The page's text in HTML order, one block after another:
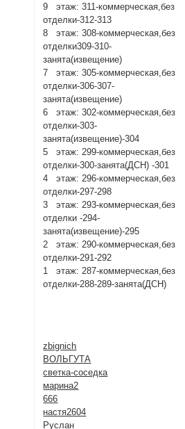
9 этаж: 311-коммерческая,без
отделки-312-313
8 этаж: 308-коммерческая,без
отделки309-310-
занята(извещение)
7 этаж: 305-коммерческая,без
отделки-306-307-
занята(извещение)
6 этаж: 302-коммерческая,без
отделки-303-
занята(извещение)-304
5 этаж: 299-коммерческая,без
отделки-300-занята(ДСН) -301
4 этаж: 296-коммерческая,без
отделки-297-298
3 этаж: 293-коммерческая,без
отделки -294-
занята(извещение)-295
2 этаж: 290-коммерческая,без
отделки-291-292
1 этаж: 287-коммерческая,без
отделки-288-289-занята(ДСН)
zbignich
ВОЛЬГУТА
светка-соседка
марина2
666
настя2604
Руслан